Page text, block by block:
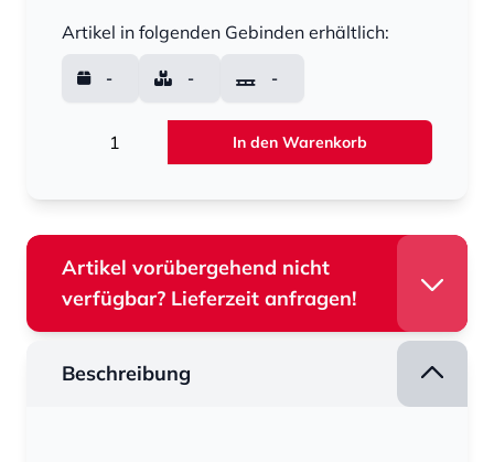
Artikel in folgenden Gebinden erhältlich:
- - -
In den Warenkorb
Artikel vorübergehend nicht
verfügbar? Lieferzeit anfragen!
Beschreibung